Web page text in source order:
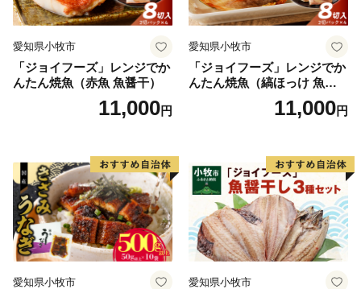
愛知県小牧市
「ジョイフーズ」レンジでか
んたん焼魚（赤魚 魚醤干）
11,000円
愛知県小牧市
「ジョイフーズ」レンジでか
んたん焼魚（縞ほっけ 魚醤
11,000円
愛知県小牧市 愛知県小牧市